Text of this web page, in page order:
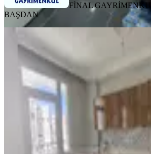
FİNAL
BAŞDAN
Esse My Home Dan
Fevzipaşa Da 2+1
Mutfak
Seyhan, Barış Mahallesi
145 m²